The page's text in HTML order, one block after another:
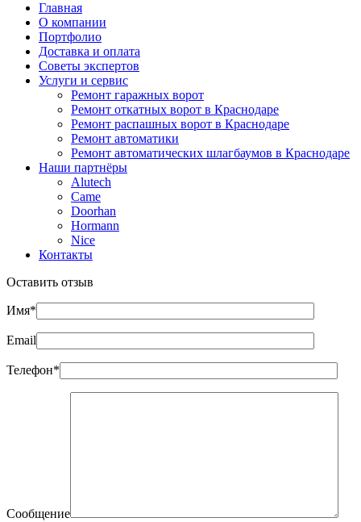
Главная
О компании
Портфолио
Доставка и оплата
Советы экспертов
Услуги и сервис
Ремонт гаражных ворот
Ремонт откатных ворот в Краснодаре
Ремонт распашных ворот в Краснодаре
Ремонт автоматики
Ремонт автоматических шлагбаумов в Краснодаре
Наши партнёры
Alutech
Came
Doorhan
Hormann
Nice
Контакты
Оставить отзыв
Имя*
Email
Телефон*
Сообщение